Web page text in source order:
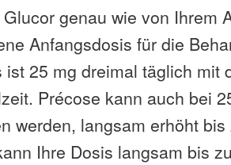
genau wie von Ihrem
Anfangsdosis für die
ist 25 mg dreimal täglich mit
Précose kann auch bei
werden, langsam erhöht
Ihre Dosis langsam bis